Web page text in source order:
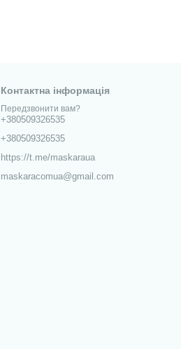
Контактна інформація
Передзвонити вам?
+380509326535
+380509326535
https://t.me/maskaraua
maskaracomua@gmail.com